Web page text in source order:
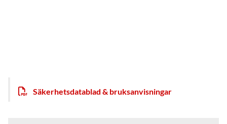
Säkerhetsdatablad & bruksanvisningar